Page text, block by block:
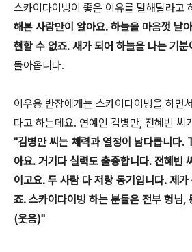
스카이다이빙이 좋은 이유를 말해달라고
해본 사람만이 알아요. 하늘을 마음껏 날
현할 수 없죠. 새가 되어 하늘을 나는 기분
돌아옵니다.
이우용 반장에게는 스카이다이빙을 하면
다고 하는데요. 연예인 김병만, 전혜빈 씨
"김병만 씨는 체력과 열정이 남다릅니다.
아요. 거기다 실력도 출중합니다. 전혜빈
이고요. 두 사람 다 저랑 동기입니다. 제
죠. 스카이다이빙 하는 분들은 전부 형님,
(웃음)"